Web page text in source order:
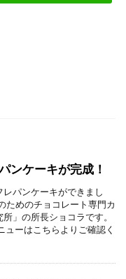
ンケーキが完成！
パンケーキができまし
ためのチョコレート専門カ
」の所長ショコラです。
ューはこちらよりご確認く